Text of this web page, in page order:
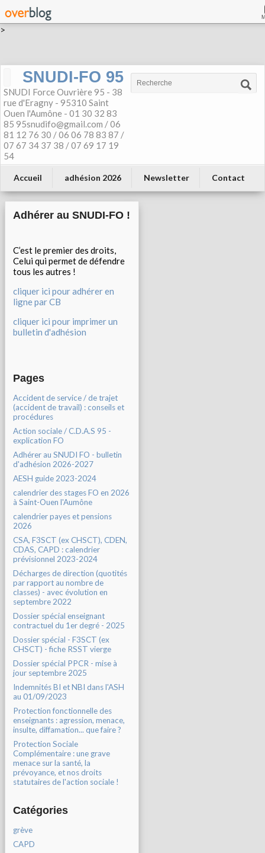
>
SNUDI-FO 95
SNUDI Force Ouvrière 95 - 38
rue d'Eragny - 95310 Saint
Ouen l'Aumône - 01 30 32 83
85 95snudifo@gmail.com / 06
81 12 76 30 / 06 06 78 83 87 /
07 67 34 37 38 / 07 69 17 19
54
Accueil adhésion 2026 Newsletter Contact
Adhérer au SNUDI-FO !
C’est le premier des droits,
Celui qui permet de défendre
tous les autres !
cliquer ici pour adhérer en
ligne par CB
cliquer ici pour imprimer un
bulletin d'adhésion
Pages
Accident de service / de trajet
(accident de travail) : conseils et
procédures
Action sociale / C.D.A.S 95 -
explication FO
Adhérer au SNUDI FO - bulletin
d'adhésion 2026-2027
AESH guide 2023-2024
calendrier des stages FO en 2026
à Saint-Ouen l'Aumône
calendrier payes et pensions
2026
CSA, F3SCT (ex CHSCT), CDEN,
CDAS, CAPD : calendrier
prévisionnel 2023-2024
Décharges de direction (quotités
par rapport au nombre de
classes) - avec évolution en
septembre 2022
Dossier spécial enseignant
contractuel du 1er degré - 2025
Dossier spécial - F3SCT (ex
CHSCT) - fiche RSST vierge
Dossier spécial PPCR - mise à
jour septembre 2025
Indemnités BI et NBI dans l'ASH
au 01/09/2023
Protection fonctionnelle des
enseignants : agression, menace,
insulte, diffamation... que faire ?
Protection Sociale
Complémentaire : une grave
menace sur la santé, la
prévoyance, et nos droits
statutaires de l'action sociale !
Catégories
grève
CAPD